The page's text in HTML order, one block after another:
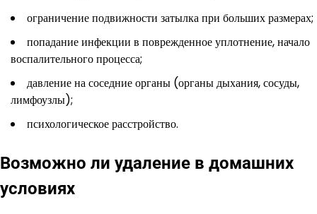
ограничение подвижности затылка при больших размерах;
попадание инфекции в поврежденное уплотнение, начало
воспалительного процесса;
давление на соседние органы (органы дыхания, сосуды,
лимфоузлы);
психологическое расстройство.
Возможно ли удаление в домашних
условиях